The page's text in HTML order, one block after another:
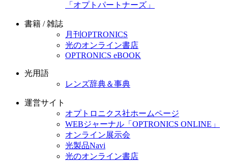
「オプトパートナーズ」
書籍 / 雑誌
月刊OPTRONICS
光のオンライン書店
OPTRONICS eBOOK
光用語
レンズ辞典＆事典
運営サイト
オプトロニクス社ホームページ
WEBジャーナル「OPTRONICS ONLINE」
オンライン展示会
光製品Navi
光のオンライン書店